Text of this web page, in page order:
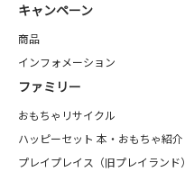
キャンペーン
商品
インフォメーション
ファミリー
おもちゃリサイクル
ハッピーセット 本・おもちゃ紹介
プレイプレイス（旧プレイランド）